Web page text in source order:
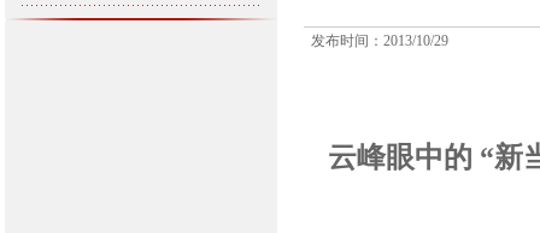
发布时间：2013/10/29
云峰眼中的 “新